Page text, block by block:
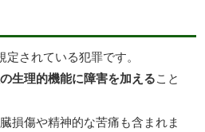
されている犯罪です。
生理的機能に障害を加えること
損傷や精神的な苦痛も含まれま